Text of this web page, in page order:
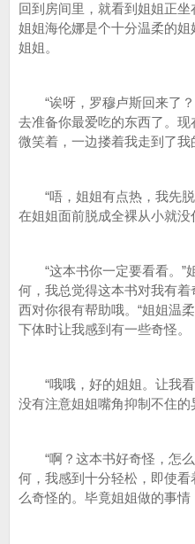
回到房间里，就看到姐姐正
姐姐海伦娜是个十分温柔的
姐姐。
“诶呀，罗穆卢斯回来了？
去准备你最爱吃的东西了。现
微笑着，一边搂着我走到了我
“唔，姐姐有点热，我先脱
在姐姐面前脱成全裸从小就
“这本书你一定要看看。”
何，我总觉得这本书对我有着
西对你很有帮助哦。“姐姐温
下体时让我感到有一些奇怪。
“哦哦，好的姐姐。让我看
没有注意姐姐嘴角抑制不住的
“啊？这本书好奇怪，怎么
何，我感到十分轻松，即使
么奇怪的。毕竟姐姐做的事情